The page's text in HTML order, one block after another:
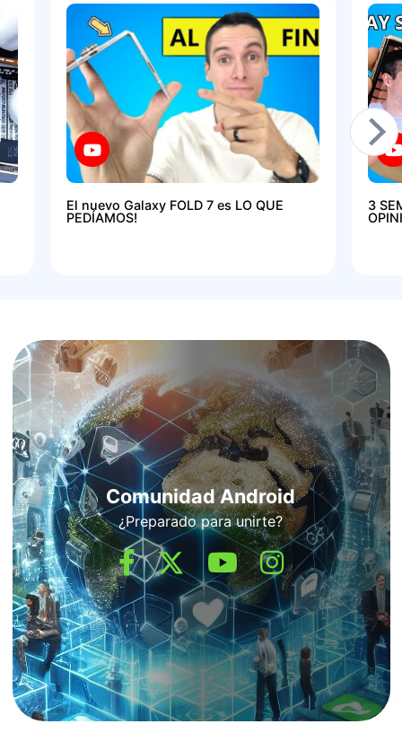
El nuevo Galaxy FOLD 7 es LO QUE
PEDÍAMOS!
3
Comunidad Android
¿Preparado para unirte?